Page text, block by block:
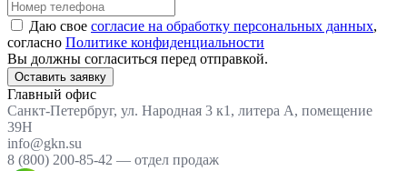
Даю свое согласие на обработку персональных данных,
согласно Политике конфиденциальности
Вы должны согласиться перед отправкой.
Оставить заявку
Главный офис
Санкт-Петербруг, ул. Народная 3 к1, литера А, помещение
39Н
info@gkn.su
8 (800) 200-85-42 — отдел продаж